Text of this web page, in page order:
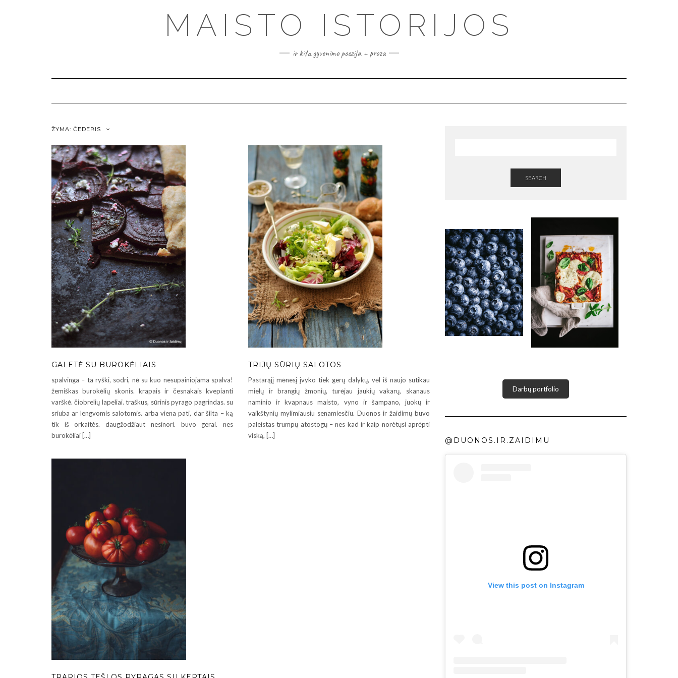
MAISTO ISTORIJOS
ir kita gyvenimo poezija + proza
ŽYMA: ČEDERIS
GALETĖ SU BUROKĖLIAIS
spalvinga – ta ryški, sodri, nė su kuo nesupainiojama spalva!
žemiškas burokėlių skonis. krapais ir česnakais kvepianti
varškė. čiobrelių lapeliai. traškus, sūrinis pyrago pagrindas. su
sriuba ar lengvomis salotomis. arba viena pati, dar šilta – ką
tik iš orkaitės. daugžodžiaut nesinori. buvo gerai. nes
burokėliai […]
TRIJŲ SŪRIŲ SALOTOS
Pastarąjį mėnesį įvyko tiek gerų dalykų, vėl iš naujo sutikau
mielų ir brangių žmonių, turėjau jaukių vakarų, skanaus
naminio ir kvapnaus maisto, vyno ir šampano, juokų ir
vaikštynių mylimiausiu senamiesčiu. Duonos ir žaidimų buvo
paleistas trumpų atostogų – nes kad ir kaip norėtųsi aprėpti
viską, […]
SEARCH
Darbų portfolio
@DUONOS.IR.ZAIDIMU
View this post on Instagram